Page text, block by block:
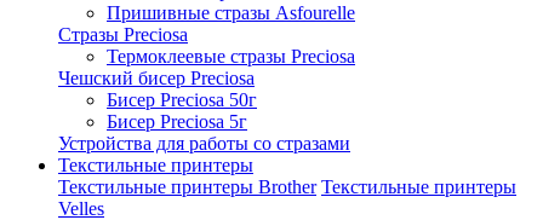
Пришивные стразы Asfourelle
Стразы Preciosa
Термоклеевые стразы Preciosa
Чешский бисер Preciosa
Бисер Preciosa 50г
Бисер Preciosa 5г
Устройства для работы со стразами
Текстильные принтеры
Текстильные принтеры Brother Текстильные принтеры
Velles